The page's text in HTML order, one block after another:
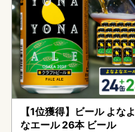
【1位獲得】ビール よなよ
なエール 26本 ビール